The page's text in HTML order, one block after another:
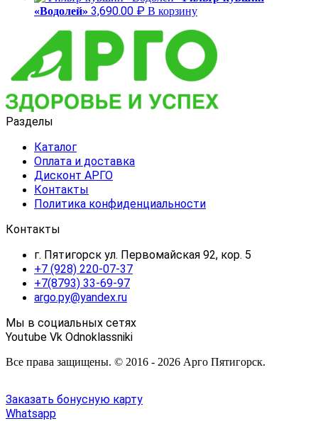
«Водолей» 3,690.00 ₽ В корзину
Разделы
Каталог
Оплата и доставка
Дисконт АРГО
Контакты
Политика конфиденциальности
Контакты
г. Пятигорск ул. Первомайская 92, кор. 5
+7 (928) 220-07-37
+7(8793) 33-69-97
argo.py@yandex.ru
Мы в социальных сетях
Youtube Vk Odnoklassniki
Все права защищены. © 2016 - 2026 Арго Пятигорск.
Заказать бонусную карту
Whatsapp